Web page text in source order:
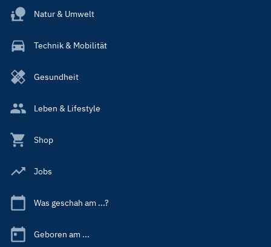
Natur & Umwelt
Technik & Mobilität
Gesundheit
Leben & Lifestyle
Shop
Jobs
Was geschah am ...?
Geboren am ...